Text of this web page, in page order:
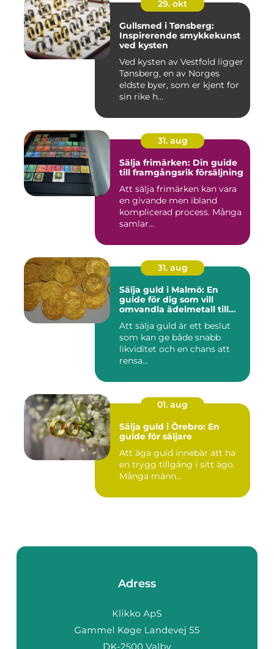
29. okt
Gullsmed i Tønsberg:
Inspirerende smykkekunst
ved kysten
Ved kysten av Vestfold ligger
Tønsberg, en av Norges
eldste byer, som er kjent for
sin rike h...
31. aug
Sälja frimärken: Din guide
till framgångsrik försäljning
Att sälja frimärken kan vara
en givande men ibland
komplicerad process. Många
samlar...
31. aug
Sälja guld i Malmö: En
guide för dig som vill
omvandla ädelmetall till
Att sälja guld är ett beslut
som kan ge både snabb
likviditet och en chans att
rensa...
01. aug
Sälja guld i Örebro: En
guide för säljare
Att äga guld innebär att ha
en trygg tillgång i sitt ägo.
Många männ...
Adress